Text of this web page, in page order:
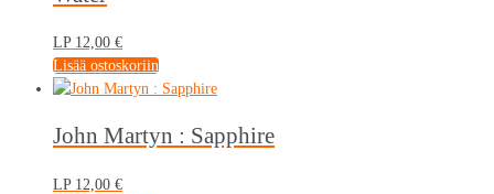
LP 12,00 €
Lisää ostoskoriin
John Martyn : Sapphire
LP 12,00 €